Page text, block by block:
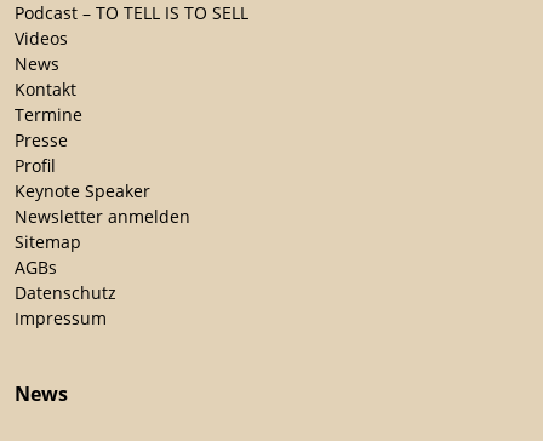
Podcast – TO TELL IS TO SELL
Videos
News
Kontakt
Termine
Presse
Profil
Keynote Speaker
Newsletter anmelden
Sitemap
AGBs
Datenschutz
Impressum
News